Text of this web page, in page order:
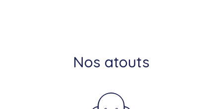
Nos atouts